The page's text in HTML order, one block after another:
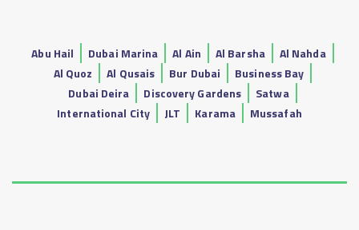
Abu Hail Dubai Marina Al Ain Al Barsha
Al Nahda
Al Quoz
Al Qusais Bur Dubai
Business Bay
Dubai Deira
Discovery Gardens
Satwa
International City
JLT Karama Mussafah